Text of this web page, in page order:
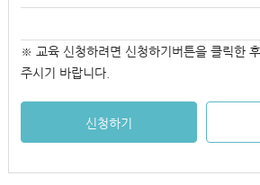
※ 교육 신청하려면 신청하기버튼을 클릭한
주시기 바랍니다.
신청하기